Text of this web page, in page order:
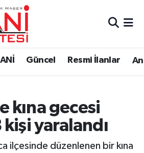
Güncel Resmi İlanlar
kına gecesi
kişi yaralandı
ilçesinde düzenlenen bir kına
Eczaneler
Haritası
Durumu ve Fikstür